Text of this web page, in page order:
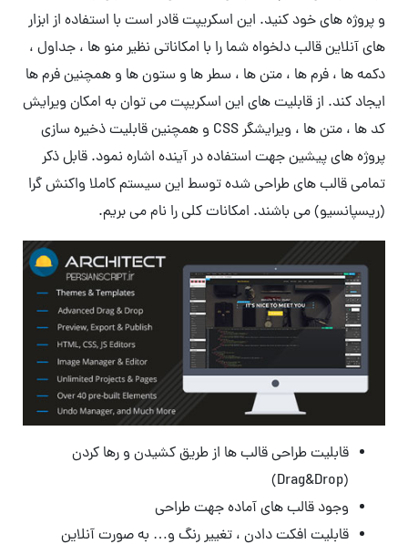
و پروژه های خود کنید. این اسکریپت قادر است با استفاده از ابزار
های آنلاین قالب دلخواه شما را با امکاناتی نظیر منو ها ، جداول ،
دکمه ها ، فرم ها ، متن ها ، سطر ها و ستون ها و همچنین فرم ها
ایجاد کند. از قابلیت های این اسکریپت می توان به امکان ویرایش
کد ها ، متن ها ، ویرایشگر CSS و همچنین قابلیت ذخیره سازی
پروژه های پیشین جهت استفاده در آینده اشاره نمود. قابل ذکر
تمامی قالب های طراحی شده توسط این سیستم کاملا واکنش گرا
(ریسپانسیو) می باشند. امکانات کلی را نام می بریم.
قابلیت طراحی قالب ها از طریق کشیدن و رها کردن
(Drag&Drop)
وجود قالب های آماده جهت طراحی
قابلیت افکت دادن ، تغییر رنگ و… به صورت آنلاین